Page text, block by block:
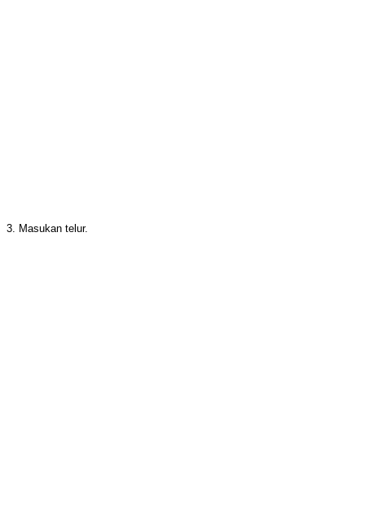
3. Masukan telur.